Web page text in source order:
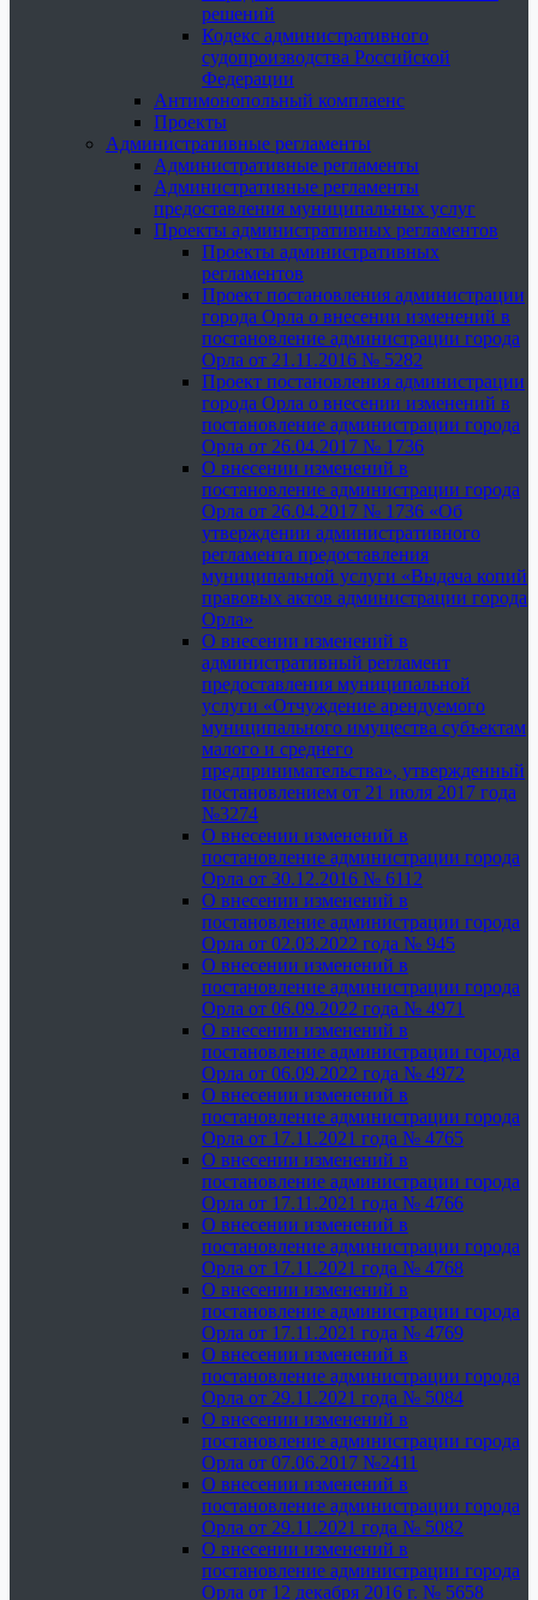
решений
Кодекс административного
судопроизводства Российской
Федерации
Антимонопольный комплаенс
Проекты
Административные регламенты
Административные регламенты
Административные регламенты
предоставления муниципальных услуг
Проекты административных регламентов
Проекты административных
регламентов
Проект постановления администрации
города Орла о внесении изменений в
постановление администрации города
Орла от 21.11.2016 № 5282
Проект постановления администрации
города Орла о внесении изменений в
постановление администрации города
Орла от 26.04.2017 № 1736
О внесении изменений в
постановление администрации города
Орла от 26.04.2017 № 1736 «Об
утверждении административного
регламента предоставления
муниципальной услуги «Выдача копий
правовых актов администрации города
Орла»
О внесении изменений в
административный регламент
предоставления муниципальной
услуги «Отчуждение арендуемого
муниципального имущества субъектам
малого и среднего
предпринимательства», утвержденный
постановлением от 21 июля 2017 года
№3274
О внесении изменений в
постановление администрации города
Орла от 30.12.2016 № 6112
О внесении изменений в
постановление администрации города
Орла от 02.03.2022 года № 945
О внесении изменений в
постановление администрации города
Орла от 06.09.2022 года № 4971
О внесении изменений в
постановление администрации города
Орла от 06.09.2022 года № 4972
О внесении изменений в
постановление администрации города
Орла от 17.11.2021 года № 4765
О внесении изменений в
постановление администрации города
Орла от 17.11.2021 года № 4766
О внесении изменений в
постановление администрации города
Орла от 17.11.2021 года № 4768
О внесении изменений в
постановление администрации города
Орла от 17.11.2021 года № 4769
О внесении изменений в
постановление администрации города
Орла от 29.11.2021 года № 5084
О внесении изменений в
постановление администрации города
Орла от 07.06.2017 №2411
О внесении изменений в
постановление администрации города
Орла от 29.11.2021 года № 5082
О внесении изменений в
постановление администрации города
Орла от 12 декабря 2016 г. № 5658